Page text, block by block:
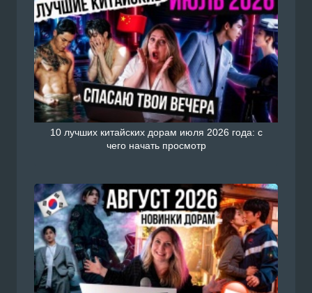
10 лучших китайских дорам июля 2026 года: с
чего начать просмотр